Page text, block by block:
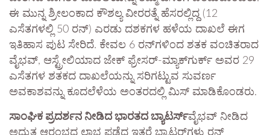
ಈ ಮುನ್ನ ಶ್ರೀಲಂಕಾದ ಕೌಶಲ್ಯ ವೀರರತ್ನೆ ಹೆಸರಲ್ಲಿದ್ದ (12
ಎಸೆತಗಳಲ್ಲಿ 50 ರನ್) ಎರಡು ದಶಕಗಳ ಹಳೆಯ ದಾಖಲೆ ಈಗ
ಇತಿಹಾಸ ಪುಟ ಸೇರಿದೆ. ಕೇವಲ 6 ರನ್‌ಗಳಿಂದ ಶತಕ ವಂಚಿತರಾದ
ವೈಭವ್, ಆಸ್ಟ್ರೇಲಿಯಾದ ಜೇಕ್ ಫ್ರೇಸರ್-ಮ್ಯಾಕ್‌ಗುರ್ಕ್ ಅವರ 29
ಎಸೆತಗಳ ಶತಕದ ದಾಖಲೆಯನ್ನು ಸರಿಗಟ್ಟುವ ಸುವರ್ಣ
ಅವಕಾಶವನ್ನು ಕೂದಲೆಳೆಯ ಅಂತರದಲ್ಲಿ ಮಿಸ್ ಮಾಡಿಕೊಂಡರು.
ಸಾಂಘಿಕ ಪ್ರದರ್ಶನ ನೀಡಿದ ಭಾರತದ ಬ್ಯಾಟರ್ಸ್​ವೈಭವ್ ನೀಡಿದ